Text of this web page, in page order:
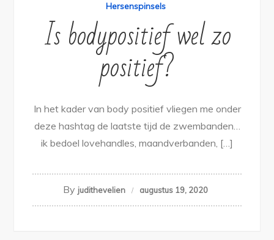
Hersenspinsels
Is bodypositief wel zo
positief?
In het kader van body positief vliegen me onder
deze hashtag de laatste tijd de zwembanden…
ik bedoel lovehandles, maandverbanden, […]
By judithevelien augustus 19, 2020